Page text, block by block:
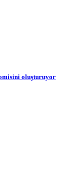
oluşturuyor